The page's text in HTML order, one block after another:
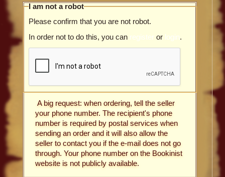
I am not a robot
Please confirm that you are not robot.
In order not to do this, you can register or login.
A big request: when ordering, tell the seller
your phone number. The recipient's phone
number is required by postal services when
sending an order and it will also allow the
seller to contact you if the e-mail does not go
through. Your phone number on the Bookinist
website is not publicly available.